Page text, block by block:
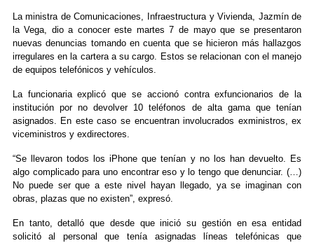
La ministra de Comunicaciones, Infraestructura y Vivienda, Jazmín de
la Vega, dio a conocer este martes 7 de mayo que se presentaron
nuevas denuncias tomando en cuenta que se hicieron más hallazgos
irregulares en la cartera a su cargo. Estos se relacionan con el manejo
de equipos telefónicos y vehículos.
La funcionaria explicó que se accionó contra exfuncionarios de la
institución por no devolver 10 teléfonos de alta gama que tenían
asignados. En este caso se encuentran involucrados exministros, ex
viceministros y exdirectores.
“Se llevaron todos los iPhone que tenían y no los han devuelto. Es
algo complicado para uno encontrar eso y lo tengo que denunciar. (…)
No puede ser que a este nivel hayan llegado, ya se imaginan con
obras, plazas que no existen”, expresó.
En tanto, detalló que desde que inició su gestión en esa entidad
solicitó al personal que tenía asignadas líneas telefónicas que